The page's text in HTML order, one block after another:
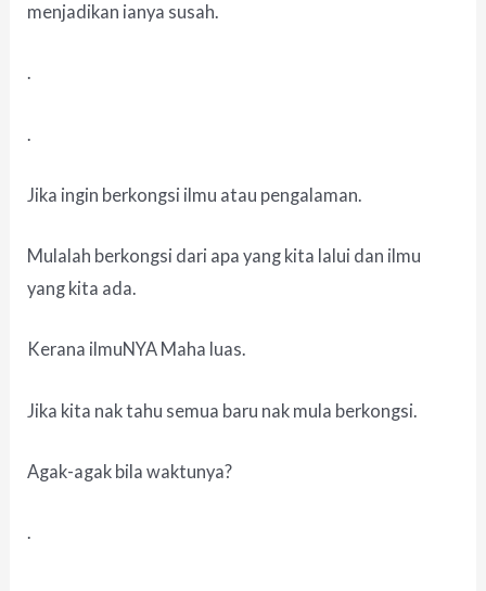
menjadikan ianya susah.
.
Jika ingin berkongsi ilmu atau pengalaman.
Mulalah berkongsi dari apa yang kita lalui dan ilmu
yang kita ada.
Kerana ilmuNYA Maha luas.
Jika kita nak tahu semua baru nak mula berkongsi.
Agak-agak bila waktunya?
.